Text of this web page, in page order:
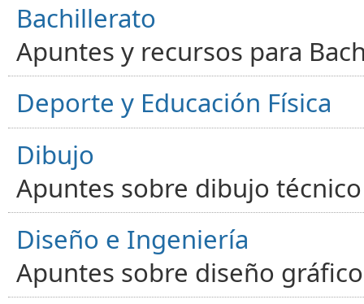
Bachillerato
Apuntes y recursos para
Deporte y Educación Física
Dibujo
Apuntes sobre dibujo
Diseño e Ingeniería
Apuntes sobre diseño